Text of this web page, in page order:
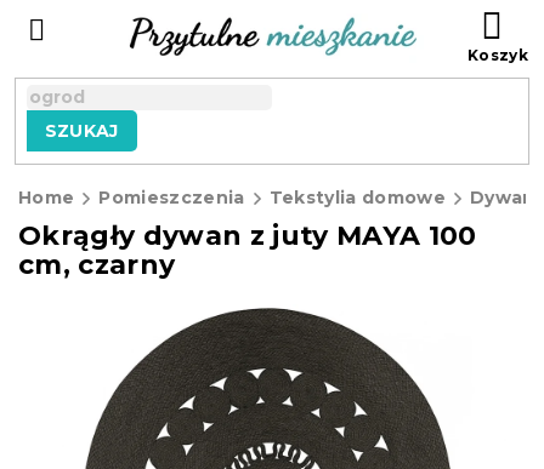
SZUKAJ
Home Pomieszczenia Tekstylia domowe
Okrągły dywan z juty MAYA 100
cm, czarny